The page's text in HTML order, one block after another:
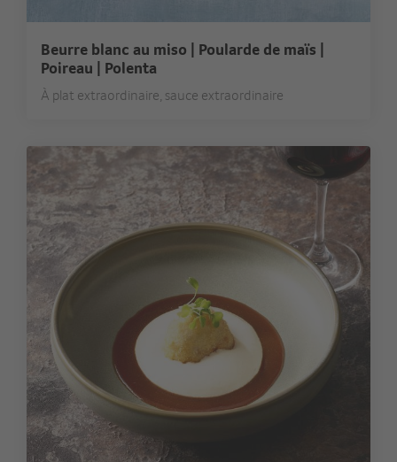
Beurre blanc au miso | Poularde de maïs |
Poireau | Polenta
À plat extraordinaire, sauce extraordinaire